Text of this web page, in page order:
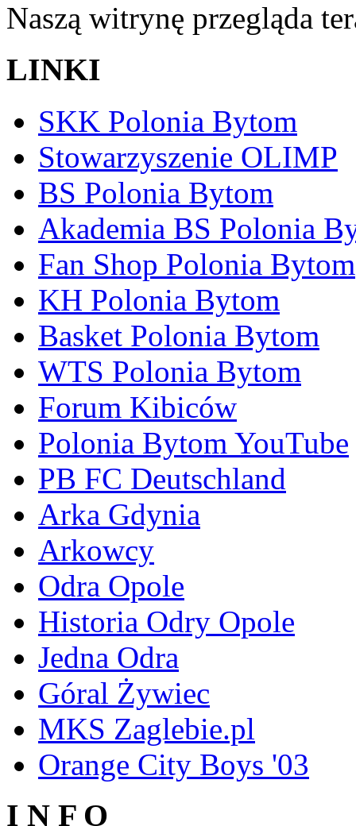
Naszą witrynę przegląda
LINKI
SKK Polonia Bytom
Stowarzyszenie OLIMP
BS Polonia Bytom
Akademia BS Polonia
Fan Shop Polonia Bytom
KH Polonia Bytom
Basket Polonia Bytom
WTS Polonia Bytom
Forum Kibiców
Polonia Bytom YouTube
PB FC Deutschland
Arka Gdynia
Arkowcy
Odra Opole
Historia Odry Opole
Jedna Odra
Góral Żywiec
MKS Zaglebie.pl
Orange City Boys '03
I N F O